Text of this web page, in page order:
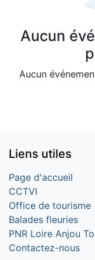
Aucun
Aucun
Liens utiles
Page d'accueil
CCTVI
Office de tourisme
Balades fleuries
PNR Loire Anjou
Contactez-nous